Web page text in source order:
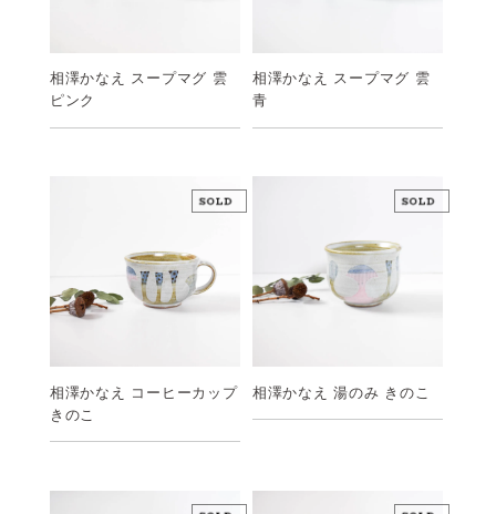
相澤かなえ スープマグ 雲
ピンク
相澤かなえ スープマグ 雲
青
相澤かなえ コーヒーカップ
きのこ
相澤かなえ 湯のみ きのこ